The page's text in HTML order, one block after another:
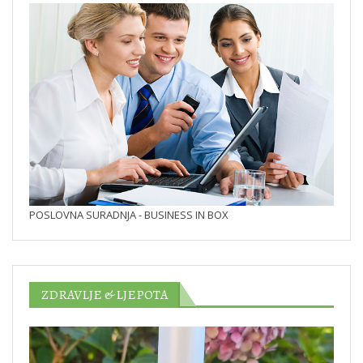
POSLOVNA SURADNJA - BUSINESS IN BOX
ZDRAVLJE & LJEPOTA